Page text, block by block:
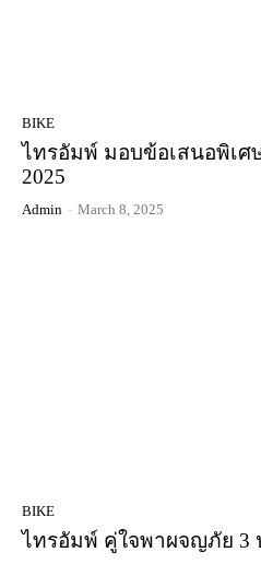
BIKE
ไทรอัมพ์ มอบข้อเสนอพิเศ
2025
Admin - March 8, 2025
BIKE
ไทรอัมพ์ คู่ใจพาผจญภัย 3